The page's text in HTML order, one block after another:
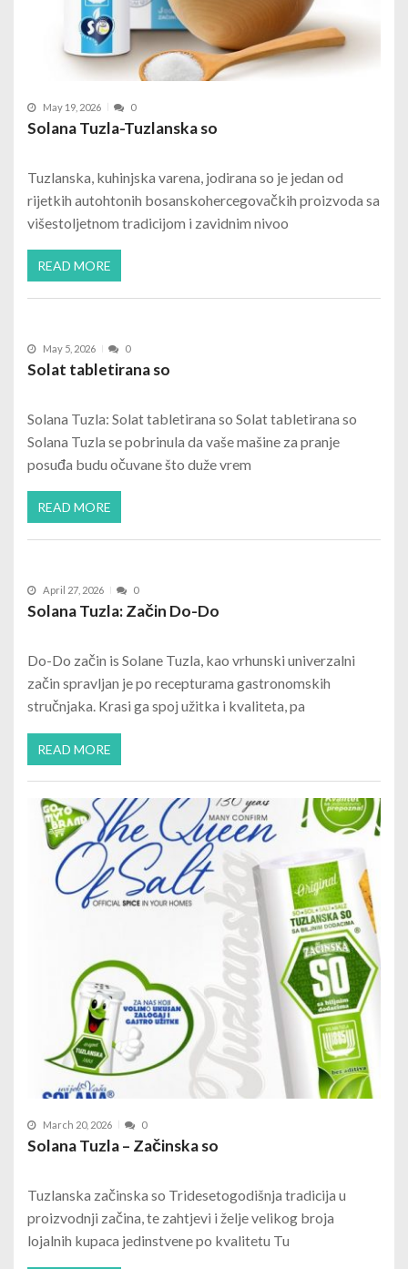
May 19, 2026 0
Solana Tuzla-Tuzlanska so
Tuzlanska, kuhinjska varena, jodirana so je jedan od
rijetkih autohtonih bosanskohercegovačkih proizvoda sa
višestoljetnom tradicijom i zavidnim nivoo
READ MORE
May 5, 2026 0
Solat tabletirana so
Solana Tuzla: Solat tabletirana so Solat tabletirana so
Solana Tuzla se pobrinula da vaše mašine za pranje
posuđa budu očuvane što duže vrem
READ MORE
April 27, 2026 0
Solana Tuzla: Začin Do-Do
Do-Do začin is Solane Tuzla, kao vrhunski univerzalni
začin spravljan je po recepturama gastronomskih
stručnjaka. Krasi ga spoj užitka i kvaliteta, pa
READ MORE
March 20, 2026 0
Solana Tuzla – Začinska so
Tuzlanska začinska so Tridesetogodišnja tradicija u
proizvodnji začina, te zahtjevi i želje velikog broja
lojalnih kupaca jedinstvene po kvalitetu Tu